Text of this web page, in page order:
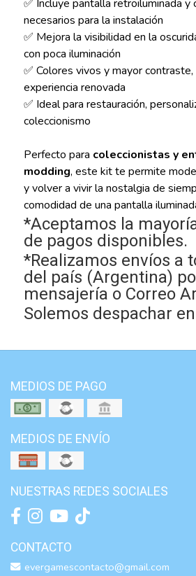
✅ Incluye pantalla retroiluminada y
necesarios para la instalación
✅ Mejora la visibilidad en la
con poca iluminación
✅ Colores vivos y mayor contraste,
experiencia renovada
✅ Ideal para restauración,
coleccionismo
Perfecto para coleccionistas y
modding, este kit te permite
y volver a vivir la nostalgia de
comodidad de una pantalla
*Aceptamos la
de pagos disponibles.
*Realizamos envíos a
del país (Argentina)
mensajería o Correo
Solemos despachar
MEDIOS DE PAGO
MEDIOS DE ENVÍO
NUESTRAS REDES SOCIALES
CONTACTO
evergamescontacto@gmail.com